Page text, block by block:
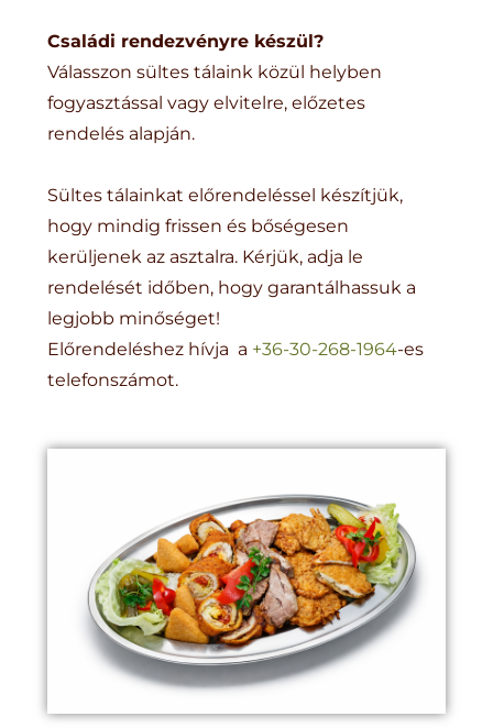
Családi rendezvényre készül?
Válasszon sültes tálaink közül helyben
fogyasztással vagy elvitelre, előzetes
rendelés alapján.
Sültes tálainkat előrendeléssel készítjük,
hogy mindig frissen és bőségesen
kerüljenek az asztalra. Kérjük, adja le
rendelését időben, hogy garantálhassuk a
legjobb minőséget!
Előrendeléshez hívja a +36-30-268-1964-es
telefonszámot.